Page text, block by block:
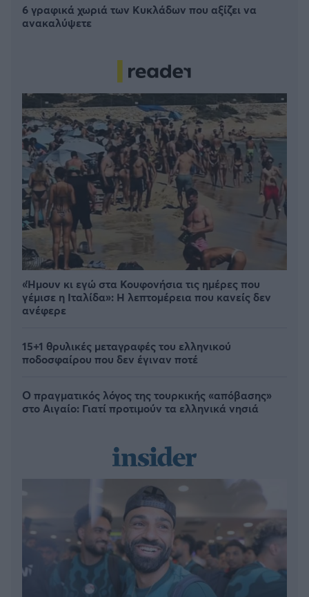
6 γραφικά χωριά των Κυκλάδων που αξίζει να
ανακαλύψετε
«Ήμουν κι εγώ στα Κουφονήσια τις ημέρες που
γέμισε η Ιταλίδα»: Η λεπτομέρεια που κανείς δεν
ανέφερε
15+1 θρυλικές μεταγραφές του ελληνικού
ποδοσφαίρου που δεν έγιναν ποτέ
Ο πραγματικός λόγος της τουρκικής «απόβασης»
στο Αιγαίο: Γιατί προτιμούν τα ελληνικά νησιά